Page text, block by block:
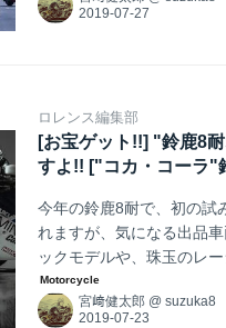
ロレンス編集部
[お宝ゲット!!] "鈴鹿8
すよ!! ["コカ・コーラ"
今年の鈴鹿8耐で、初の試
れますが、気になる出品
ックモデルや、珠玉のレ
ての"お宝"があったら、ぜ
宮﨑健太郎 @ suzuka8